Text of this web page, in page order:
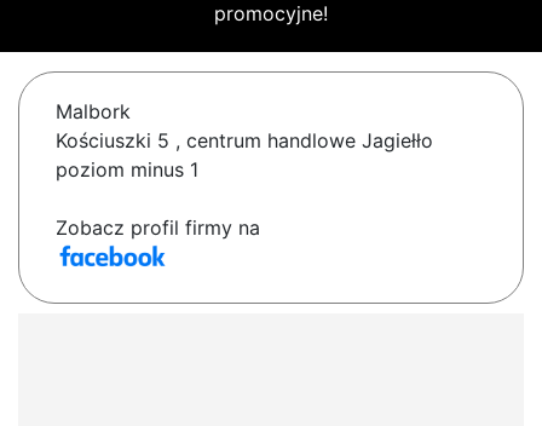
promocyjne!
Malbork
Kościuszki 5 , centrum handlowe Jagiełło
poziom minus 1
Zobacz profil firmy na